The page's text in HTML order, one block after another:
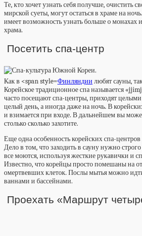
Те, кто хочет узнать себя получше, очистить
мирской суеты, могут остаться в храме на
имеет возможность узнать больше о монахах
храма.
Посетить спа-центр
Как в <span style=Финляндии любят сауны,
Корейское традиционное спа называется
часто посещают спа-центры, приходят
целый день, а иногда даже на ночь. В
и взимается при входе. В дальнейшем вы
столько сколько захотите.
Еще одна особенность корейских спа-
Дело в том, что заходить в сауну нужно
все моются, используя жесткие рукавички и
Известно, что корейцы просто помешаны на
омертвевших клеток. Послы мытья можно
ваннами и бассейнами.
Проехать «Маршрут